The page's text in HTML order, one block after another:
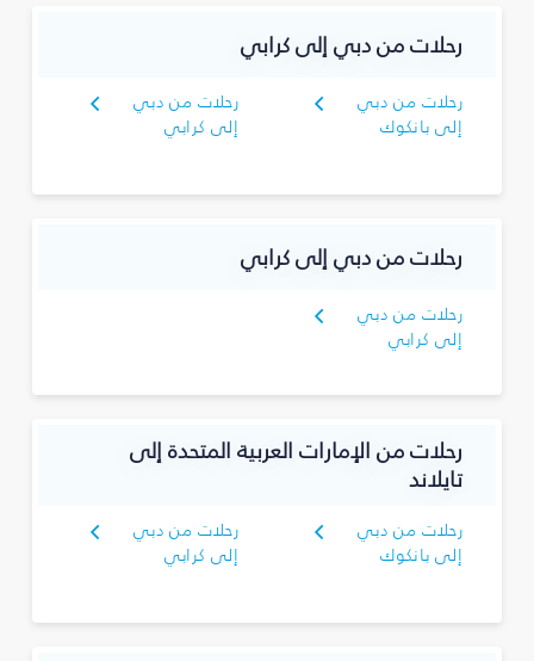
رحلات من دبي إلى كرابي
رحلات من دبي
إلى بانكوك
رحلات من دبي
إلى كرابي
رحلات من دبي إلى كرابي
رحلات من دبي
إلى كرابي
رحلات من الإمارات العربية المتحدة إلى
تايلاند
رحلات من دبي
إلى بانكوك
رحلات من دبي
إلى كرابي